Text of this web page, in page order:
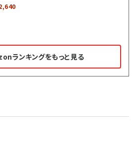
ランキングをもっと見る
売り上げたプロが教える note×AI 最強の
ンアン)2026/07/01号 No.2501[魅せる
キャピタル 企業価値向上力の秘密